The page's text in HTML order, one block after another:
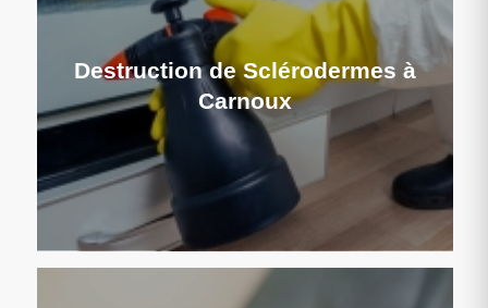
Destruction de Sclérodermes à
Carnoux